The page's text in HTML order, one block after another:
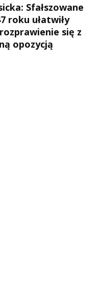
Sfałszowane
roku ułatwiły
się z
opozycją